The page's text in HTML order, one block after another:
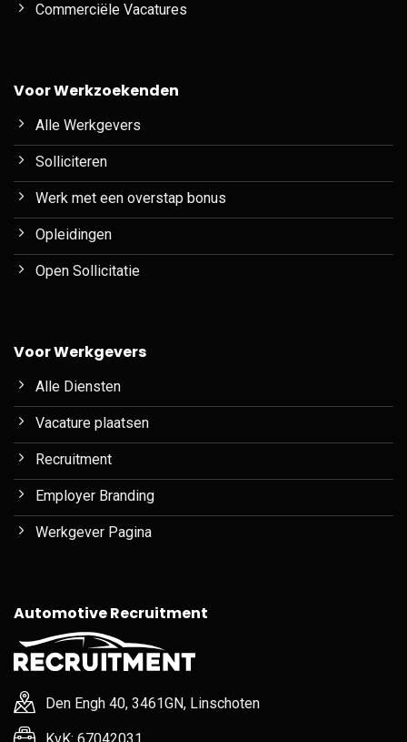
Commerciële Vacatures
Voor Werkzoekenden
Alle Werkgevers
Solliciteren
Werk met een overstap bonus
Opleidingen
Open Sollicitatie
Voor Werkgevers
Alle Diensten
Vacature plaatsen
Recruitment
Employer Branding
Werkgever Pagina
Automotive Recruitment
Den Engh 40, 3461GN, Linschoten